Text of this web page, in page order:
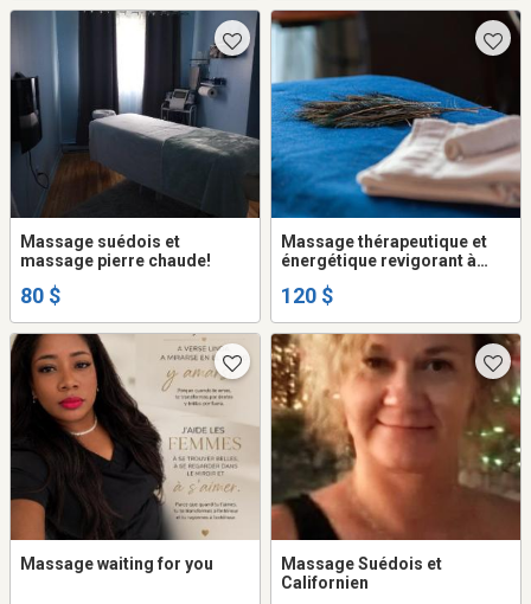
Massage suédois et
massage pierre chaude!
80 $
Massage thérapeutique et
énergétique revigorant à
120 $
Massage waiting for you
Massage Suédois et
Californien